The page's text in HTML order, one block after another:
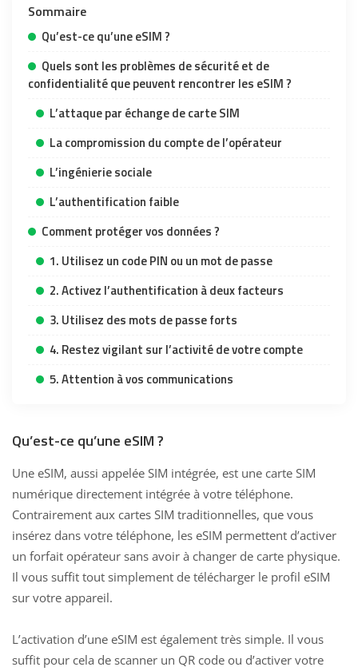
Sommaire
Qu’est-ce qu’une eSIM ?
Quels sont les problèmes de sécurité et de
confidentialité que peuvent rencontrer les eSIM ?
L’attaque par échange de carte SIM
La compromission du compte de l’opérateur
L’ingénierie sociale
L’authentification faible
Comment protéger vos données ?
1. Utilisez un code PIN ou un mot de passe
2. Activez l’authentification à deux facteurs
3. Utilisez des mots de passe forts
4. Restez vigilant sur l’activité de votre compte
5. Attention à vos communications
Qu’est-ce qu’une eSIM ?
Une eSIM, aussi appelée SIM intégrée, est une carte SIM
numérique directement intégrée à votre téléphone.
Contrairement aux cartes SIM traditionnelles, que vous
insérez dans votre téléphone, les eSIM permettent d’activer
un forfait opérateur sans avoir à changer de carte physique.
Il vous suffit tout simplement de télécharger le profil eSIM
sur votre appareil.
L’activation d’une eSIM est également très simple. Il vous
suffit pour cela de scanner un QR code ou d’activer votre